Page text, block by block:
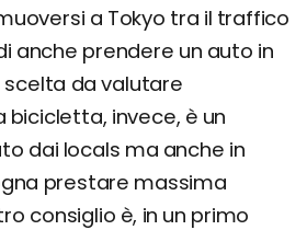
a Tokyo tra il traffico
anche prendere un auto in
scelta da valutare
invece, è un
dai locals ma anche in
prestare massima
consiglio è, in un primo